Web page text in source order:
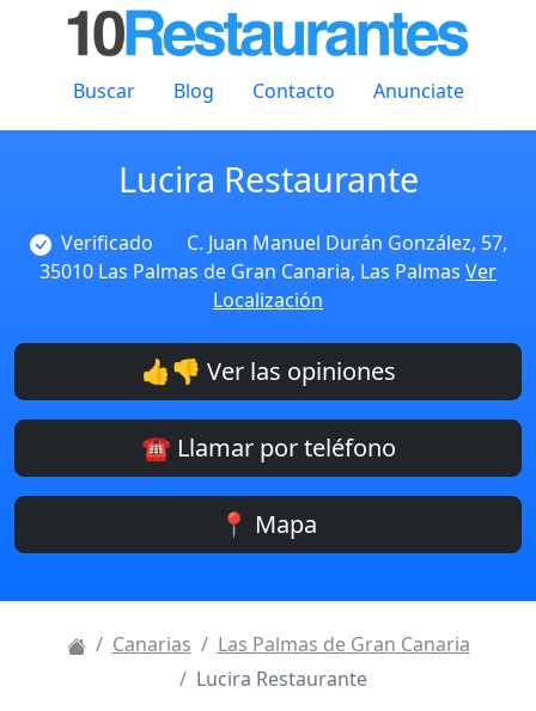
Buscar Blog Contacto Anunciate
Lucira Restaurante
Verificado
C. Juan Manuel Durán González, 57,
35010 Las Palmas de Gran Canaria, Las Palmas Ver
Localización
👍👎 Ver las opiniones
☎️ Llamar por teléfono
📍 Mapa
Canarias
Las Palmas de Gran Canaria
Lucira Restaurante